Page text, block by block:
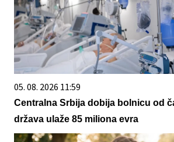
05. 08. 2026 11:59
Centralna Srbija dobija bolnicu od
država ulaže 85 miliona evra